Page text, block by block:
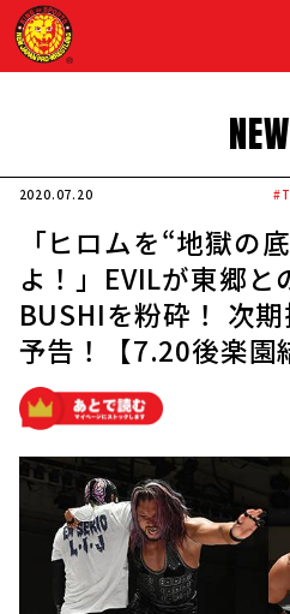
2020.07.20
「ヒロムを“地獄の
よ！」EVILが東郷と
BUSHIを粉砕！ 次
予告！【7.20後楽園